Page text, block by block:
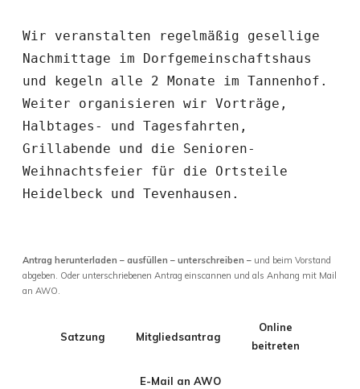
Wir veranstalten regelmäßig gesellige
Nachmittage im Dorfgemeinschaftshaus
und kegeln alle 2 Monate im Tannenhof.
Weiter organisieren wir Vorträge,
Halbtages- und Tagesfahrten,
Grillabende und die Senioren-
Weihnachtsfeier für die Ortsteile
Heidelbeck und Tevenhausen.
Antrag herunterladen – ausfüllen – unterschreiben – und beim Vorstand
abgeben. Oder unterschriebenen Antrag einscannen und als Anhang mit Mail
an AWO.
Satzung Mitgliedsantrag
Online
beitreten
E-Mail an AWO